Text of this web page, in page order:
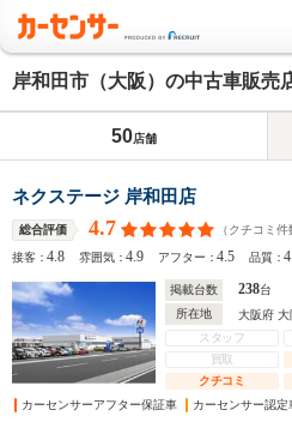
岸和田市（大阪）の中古車販売
50店舗
ネクステージ 岸和田店
総合評価 4.7 （クチコミ件
接客：4.8 雰囲気：4.9 アフター：4.5 品質：
掲載台数 238台
所在地
大阪府 大
スタッフ
買取
クチコミ
カーセンサーアフター保証車
カーセンサー認定